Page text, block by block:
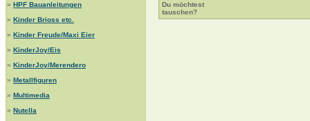
» HPF Bauanleitungen
» Kinder Brioss etc.
» Kinder Freude/Maxi Eier
» KinderJoy/Eis
» KinderJoy/Merendero
» Metallfiguren
» Multimedia
» Nutella
Du möchtest
tauschen?